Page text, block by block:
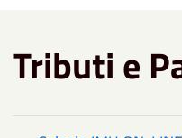
Tributi e